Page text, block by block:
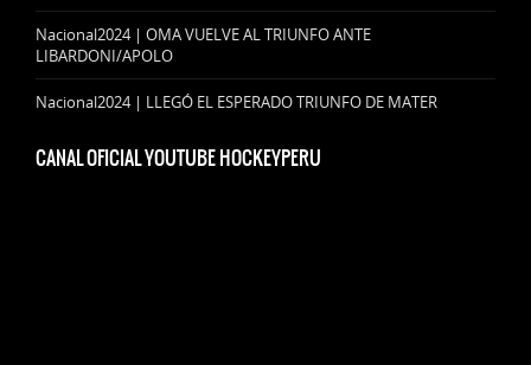
Nacional2024 | OMA VUELVE AL TRIUNFO ANTE
LIBARDONI/APOLO
Nacional2024 | LLEGÓ EL ESPERADO TRIUNFO DE MATER
CANAL OFICIAL YOUTUBE HOCKEYPERU